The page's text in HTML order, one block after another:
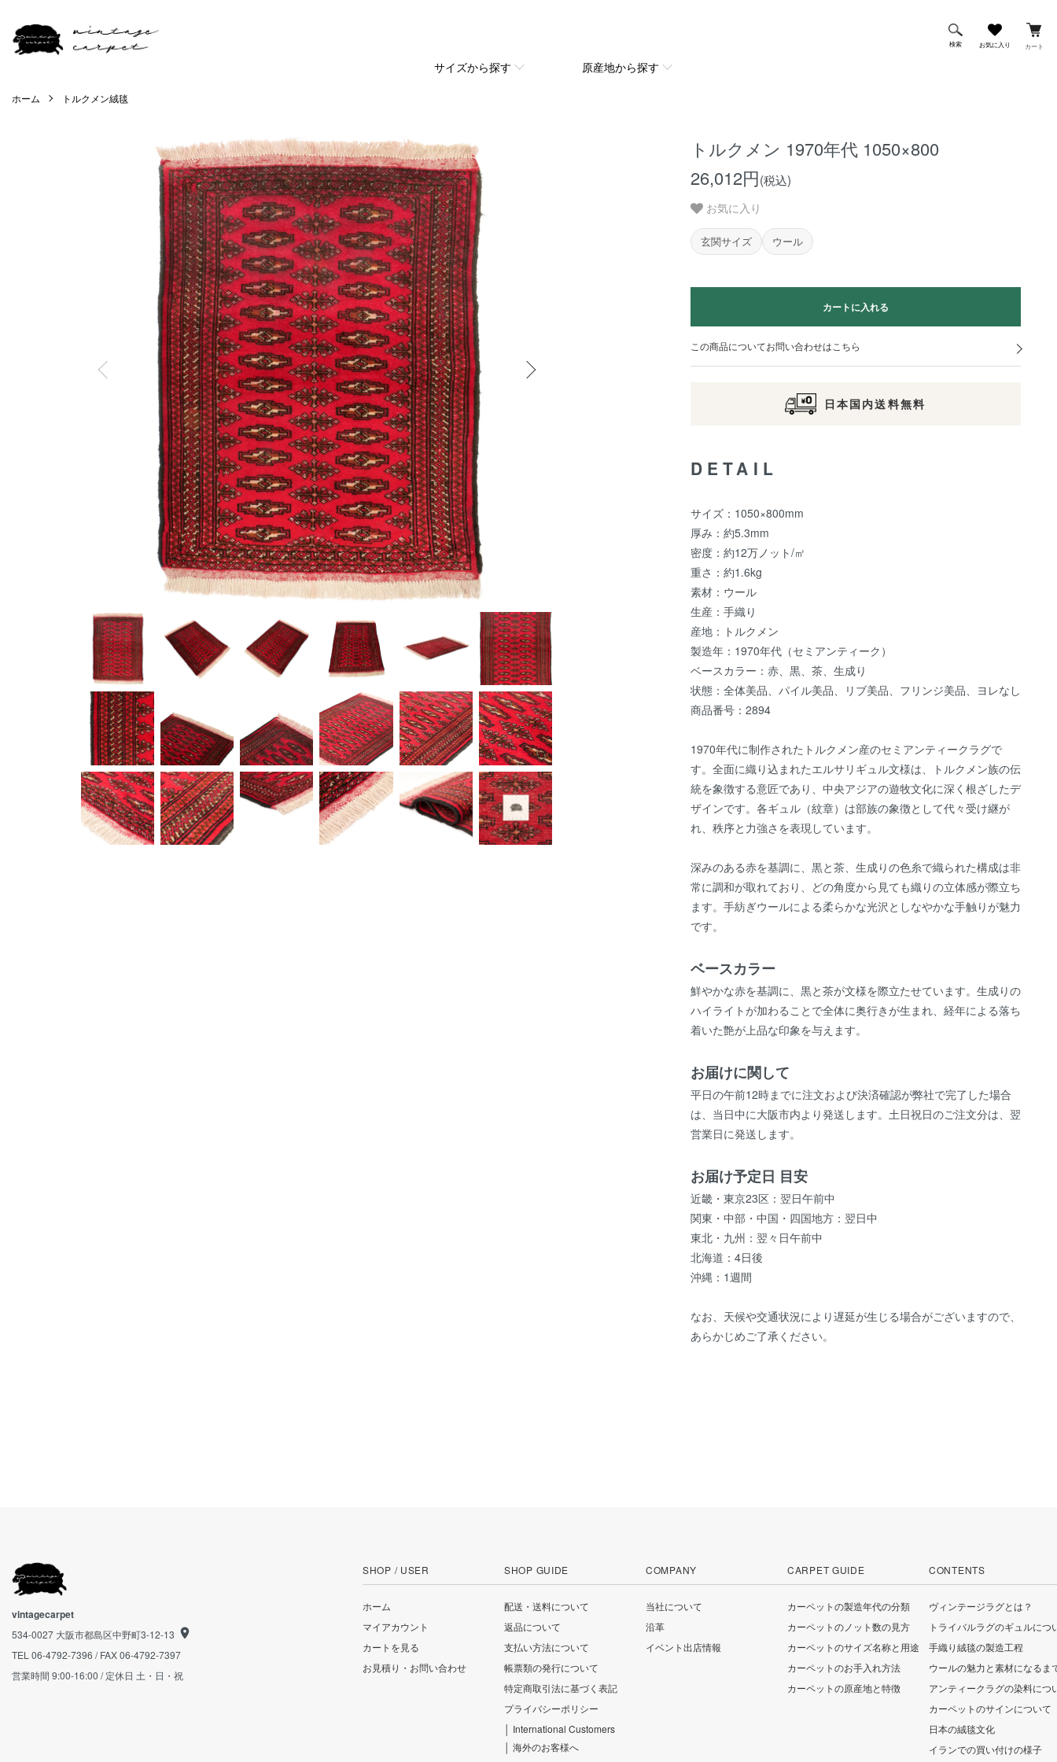
検索 お気に入り カート
サイズから探す 原産地から探す
ホーム トルクメン絨毯
トルクメン 1970年代 1050×800
26,012円(税込)
お気に入り
玄関サイズ ウール
カートに入れる
この商品についてお問い合わせはこちら
日本国内送料無料
DETAIL
サイズ：1050×800mm
厚み：約5.3mm
密度：約12万ノット/㎡
重さ：約1.6kg
素材：ウール
生産：手織り
産地：トルクメン
製造年：1970年代（セミアンティーク）
ベースカラー：赤、黒、茶、生成り
状態：全体美品、パイル美品、リブ美品、フリンジ美品、ヨレなし
商品番号：2894
1970年代に制作されたトルクメン産のセミアンティークラグで
す。全面に織り込まれたエルサリギュル文様は、トルクメン族の伝
統を象徴する意匠であり、中央アジアの遊牧文化に深く根ざしたデ
ザインです。各ギュル（紋章）は部族の象徴として代々受け継が
れ、秩序と力強さを表現しています。
深みのある赤を基調に、黒と茶、生成りの色糸で織られた構成は非
常に調和が取れており、どの角度から見ても織りの立体感が際立ち
ます。手紡ぎウールによる柔らかな光沢としなやかな手触りが魅力
です。
ベースカラー
鮮やかな赤を基調に、黒と茶が文様を際立たせています。生成りの
ハイライトが加わることで全体に奥行きが生まれ、経年による落ち
着いた艶が上品な印象を与えます。
お届けに関して
平日の午前12時までに注文および決済確認が弊社で完了した場合
は、当日中に大阪市内より発送します。土日祝日のご注文分は、翌
営業日に発送します。
お届け予定日 目安
近畿・東京23区：翌日午前中
関東・中部・中国・四国地方：翌日中
東北・九州：翌々日午前中
北海道：4日後
沖縄：1週間
なお、天候や交通状況により遅延が生じる場合がございますので、
あらかじめご了承ください。
vintagecarpet
534-0027 大阪市都島区中野町3-12-13
TEL 06-4792-7396 / FAX 06-4792-7397
営業時間 9:00-16:00 / 定休日 土・日・祝
SHOP / USER
ホーム
マイアカウント
カートを見る
お見積り・お問い合わせ
SHOP GUIDE
配送・送料について
返品について
支払い方法について
帳票類の発行について
特定商取引法に基づく表記
プライバシーポリシー
│ International Customers
│ 海外のお客様へ
COMPANY
当社について
沿革
イベント出店情報
CARPET GUIDE
カーペットの製造年代の分類
カーペットのノット数の見方
カーペットのサイズ名称と用途
カーペットのお手入れ方法
カーペットの原産地と特徴
CONTENTS
ヴィンテージラグとは？
トライバルラグのギュルにつ
手織り絨毯の製造工程
ウールの魅力と素材になるま
アンティークラグの染料につ
カーペットのサインについて
日本の絨毯文化
イランでの買い付けの様子